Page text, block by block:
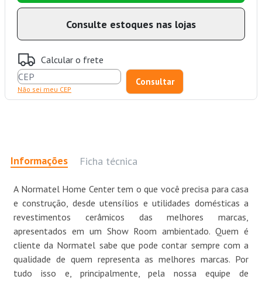
Consulte estoques nas lojas
Calcular o frete
Não sei meu CEP
Informações Ficha técnica
A Normatel Home Center tem o que você precisa para casa
e construção, desde utensílios e utilidades domésticas a
revestimentos cerâmicos das melhores marcas,
apresentados em um Show Room ambientado. Quem é
cliente da Normatel sabe que pode contar sempre com a
qualidade de quem representa as melhores marcas. Por
tudo isso e, principalmente, pela nossa equipe de